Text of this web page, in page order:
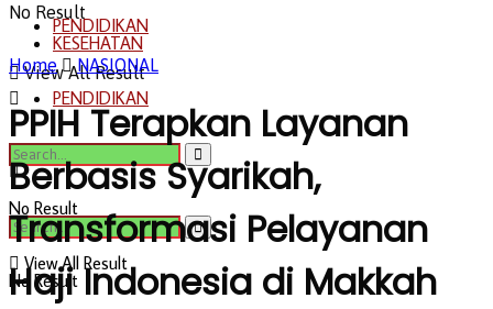
PENDIDIKAN
No Result
View All Result
KESEHATAN
PENDIDIKAN
No Result
No Result
View All Result
Home NASIONAL
PPIH Terapkan Layanan
Berbasis Syarikah,
Transformasi Pelayanan
Haji Indonesia di Makkah